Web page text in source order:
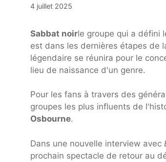
4 juillet 2025
Sabbat noirle groupe qui a défini
est dans les dernières étapes de
légendaire se réunira pour le
lieu de naissance d'un genre.
Pour les fans à travers des
groupes les plus influents de
Osbourne.
Dans une nouvelle interview avec
prochain spectacle de retour au